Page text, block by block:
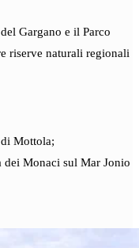
Gargano e il Parco
riserve naturali regionali
Mottola;
dei Monaci sul Mar Jonio